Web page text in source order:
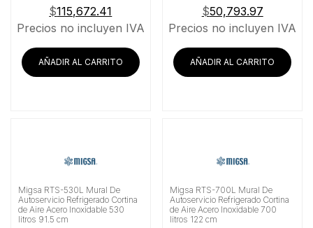
$115,672.41
Precios no incluyen IVA
AÑADIR AL CARRITO
$50,793.97
Precios no incluyen IVA
AÑADIR AL CARRITO
Migsa RTS-530L Mural De
Autoservicio Refrigerado Cortina
de Aire Acero Inoxidable 530
litros 91.5 cm
Migsa RTS-700L Mural De
Autoservicio Refrigerado Cortina
de Aire Acero Inoxidable 700
litros 122 cm